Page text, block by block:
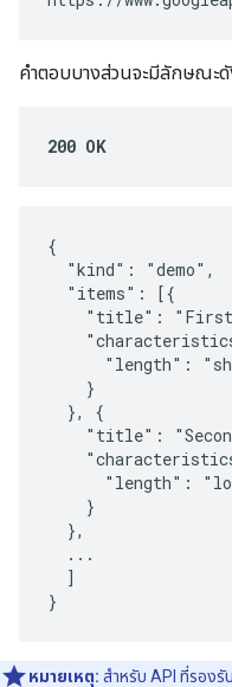
คำตอบบางส่วนจะมีลักษณะ
200 OK
{
  "kind": "demo",
  "items": [{
"title":
"length":
    }
  }, {
"title":
"length":
    }
  },
  ...
  ]
}
หมายเหตุ: สำหรับ API ที่รองรั